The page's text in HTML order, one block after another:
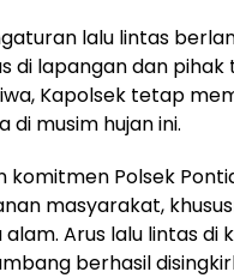
lalu lintas
di lapangan dan pihak
Kapolsek tetap
musim hujan ini.
komitmen Polsek
masyarakat,
Arus lalu lintas di
berhasil